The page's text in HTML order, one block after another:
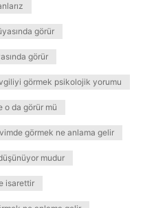
görür
görür
görmek psikolojik yorumu
o da görür mü
görmek ne anlama gelir
mudur
isarettir